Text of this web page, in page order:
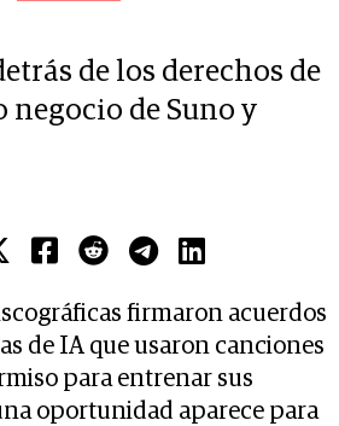
de los derechos de
negocio de Suno y
firmaron acuerdos
de IA que usaron canciones
para entrenar sus
oportunidad aparece para